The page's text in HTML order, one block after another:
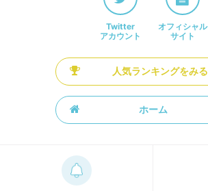
Twitter
アカウント
オフィシャル
サイト
人気ランキングをみる
ホーム